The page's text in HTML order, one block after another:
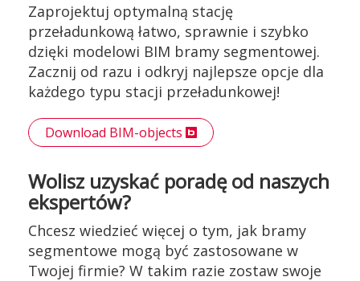
Zaprojektuj optymalną stację
przeładunkową łatwo, sprawnie i szybko
dzięki modelowi BIM bramy segmentowej.
Zacznij od razu i odkryj najlepsze opcje dla
każdego typu stacji przeładunkowej!
Download BIM-objects
Wolisz uzyskać poradę od naszych
ekspertów?
Chcesz wiedzieć więcej o tym, jak bramy
segmentowe mogą być zastosowane w
Twojej firmie? W takim razie zostaw swoje